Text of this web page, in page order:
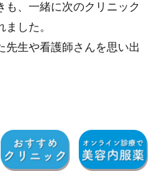
も、一緒に次のクリニック
した。
先生や看護師さんを思い出